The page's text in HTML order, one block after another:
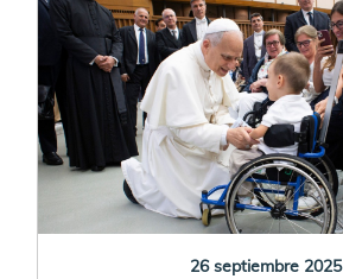
26 septiembre 2025